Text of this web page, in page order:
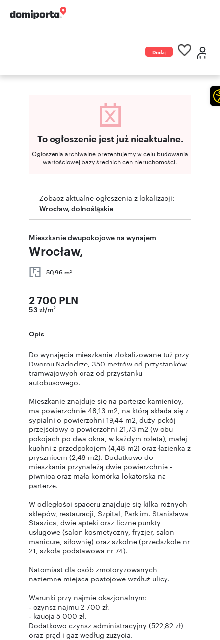
Dodaj
To ogłoszenie jest już nieaktualne.
Ogłoszenia archiwalne prezentujemy w celu budowania
wartościowej bazy średnich cen nieruchomości.
Zobacz aktualne ogłoszenia z lokalizacji:
Wrocław, dolnośląskie
Mieszkanie dwupokojowe na wynajem
Wrocław,
50,96 m2
2 700 PLN
53 zł/m2
Opis
Do wynajęcia mieszkanie zlokalizowane tuż przy
Dworcu Nadodrze, 350 metrów od przystanków
tramwajowych oraz od przystanku
autobusowego.
Mieszkanie znajduje się na parterze kamienicy,
ma powierzchnie 48,13 m2, na którą składa się z
sypialni o powierzchni 19,44 m2, duży pokój
przejściowy o powierzchni 21,73 m2 (w obu
pokojach po dwa okna, w każdym roleta), małej
kuchni z przedpokojem (4,48 m2) oraz łazienka z
prysznicem (2,48 m2). Dodatkowo do
mieszkania przynależą dwie powierzchnie -
piwnica oraz mała komórka lokatorska na
parterze.
W odległości spaceru znajduje się kilka różnych
sklepów, restauracji, Szpital, Park im. Stanisława
Staszica, dwie apteki oraz liczne punkty
usługowe (salon kosmetyczny, fryzjer, salon
manicure, siłownię) oraz szkolne (przedszkole nr
21, szkoła podstawowa nr 74).
Natomiast dla osób zmotoryzowanych
naziemne miejsca postojowe wzdłuż ulicy.
Warunki przy najmie okazjonalnym:
- czynsz najmu 2 700 zł,
- kaucja 5 000 zł.
Dodatkowo czynsz administracyjny (522,82 zł)
oraz prąd i gaz według zużycia.